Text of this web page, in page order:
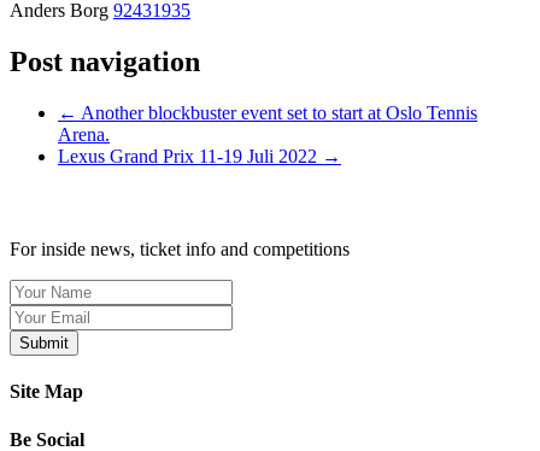
Anders Borg 92431935
Post navigation
← Another blockbuster event set to start at Oslo Tennis
Arena.
Lexus Grand Prix 11-19 Juli 2022 →
For inside news, ticket info and competitions
Site Map
Be Social